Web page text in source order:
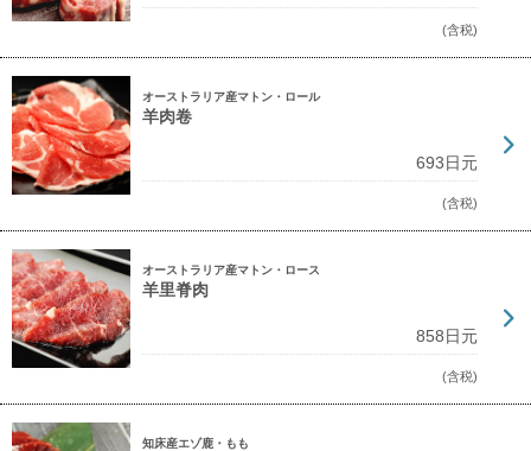
(含税)
オーストラリア産マトン・ロール
羊肉卷
693日元
(含税)
オーストラリア産マトン・ロース
羊里脊肉
858日元
(含税)
知床産エゾ鹿・もも